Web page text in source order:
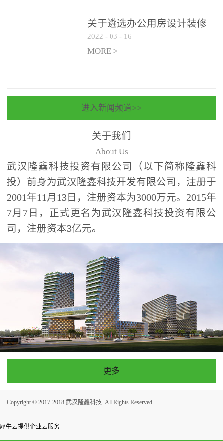
关于遴选办公用房设计装修
一体化项目 跟踪审计和监理
单位的公告
2022 - 03 - 16
MORE >
进入新闻频道>>
关于我们
About Us
武汉隆鑫科技投资有限公司（以下简称隆鑫科
投）前身为武汉隆鑫科技开发有限公司，注册于
2001年11月13日，注册资本为3000万元。2015年
7月7日，正式更名为武汉隆鑫科技投资有限公
司，注册资本3亿元。
更多
Copyright © 2017-2018 武汉隆鑫科技 .All Rights Reserved
犀牛云提供企业云服务